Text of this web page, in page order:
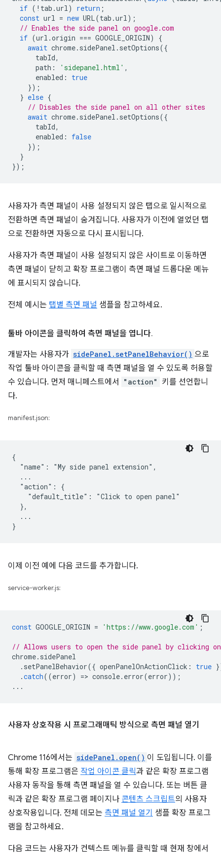
if ( ! tab .url) return ;
const url = new URL(tab .url);
// Enables the side panel on google.com
if (url .origin === GOOGLE_ORIGIN)
{
await chrome. sidePanel . setOptions({
tabId,
path : 'sidepanel.html' ,
enabled :
true
});
} else {
// Disables the side panel on all other sites
await chrome. sidePanel . setOptions({
tabId,
enabled :
false
});
}
});
사용자가 측면 패널이 사용 설정되지 않은 탭으로 일시적으로
전환하면 측면 패널이 숨겨집니다. 사용자가 이전에 열었던 탭
으로 전환하면 자동으로 다시 표시됩니다.
사용자가 측면 패널이 사용 설정되지 않은 사이트로 이동하면
측면 패널이 닫히고 확장 프로그램이 측면 패널 드롭다운 메뉴
에 표시되지 않습니다.
전체 예시는 탭별 측면 패널 샘플을 참고하세요.
툴바 아이콘을 클릭하여 측면 패널을 엽니다.
개발자는 사용자가 sidePanel.setPanelBehavior() 으로
작업 툴바 아이콘을 클릭할 때 측면 패널을 열 수 있도록 허용할
수 있습니다. 먼저 매니페스트에서
"action"
키를 선언합니
다.
manifest.json:
{
  "name": "My side panel extension",
  ...
  "action": {
    "default_title": "Click to open panel"
  },
  ...
이제 이전 예에 다음 코드를 추가합니다.
service-worker.js:
const GOOGLE_ORIGIN = 'https://www.google.com' ;
// Allows users to open the side panel by clicking
chrome. sidePanel
. setPanelBehavior({ openPanelOnActionClick : true
.catch((error) => console. error(error));
...
사용자 상호작용 시 프로그래매틱 방식으로 측면 패널 열기
Chrome 116에서는 sidePanel.open() 이 도입됩니다. 이를
통해 확장 프로그램은 작업 아이콘 클릭과 같은 확장 프로그램
사용자 동작을 통해 측면 패널을 열 수 있습니다. 또는 버튼 클
릭과 같은 확장 프로그램 페이지나 콘텐츠 스크립트의 사용자
상호작용입니다. 전체 데모는 측면 패널 열기 샘플 확장 프로그
램을 참고하세요.
다음 코드는 사용자가 컨텍스트 메뉴를 클릭할 때 현재 창에서